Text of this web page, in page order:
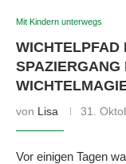
Mit Kindern unterwegs
WICHTELPFAD
von Lisa 31.
Vor einigen Tagen